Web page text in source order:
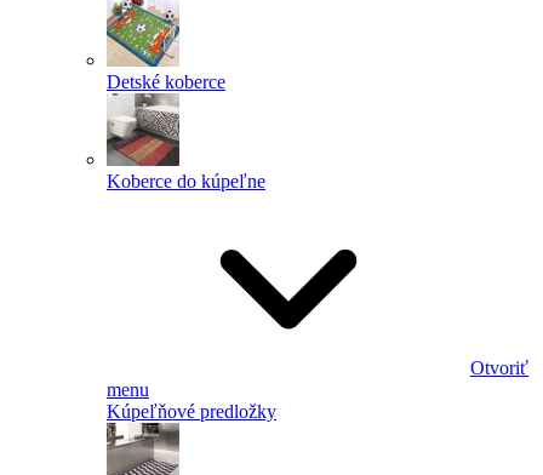
Detské koberce
Koberce do kúpeľne
Otvoriť
menu
Kúpeľňové predložky